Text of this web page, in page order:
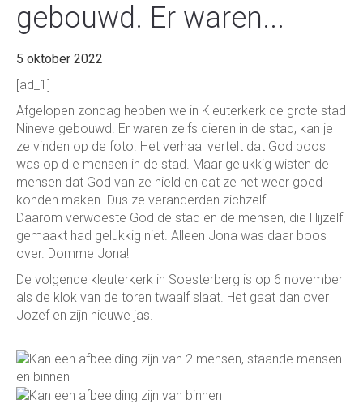
gebouwd. Er waren...
5 oktober 2022
[ad_1]
Afgelopen zondag hebben we in Kleuterkerk de grote stad
Nineve gebouwd. Er waren zelfs dieren in de stad, kan je
ze vinden op de foto. Het verhaal vertelt dat God boos
was op d e mensen in de stad. Maar gelukkig wisten de
mensen dat God van ze hield en dat ze het weer goed
konden maken. Dus ze veranderden zichzelf.
Daarom verwoeste God de stad en de mensen, die Hijzelf
gemaakt had gelukkig niet. Alleen Jona was daar boos
over. Domme Jona!
De volgende kleuterkerk in Soesterberg is op 6 november
als de klok van de toren twaalf slaat. Het gaat dan over
Jozef en zijn nieuwe jas.